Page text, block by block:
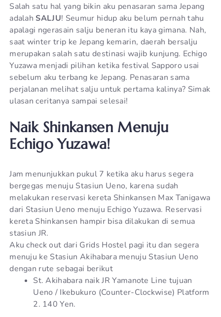
Salah satu hal yang bikin aku penasaran sama Jepang
adalah SALJU! Seumur hidup aku belum pernah tahu
apalagi ngerasain salju beneran itu kaya gimana. Nah,
saat winter trip ke Jepang kemarin, daerah bersalju
merupakan salah satu destinasi wajib kunjung. Echigo
Yuzawa menjadi pilihan ketika festival Sapporo usai
sebelum aku terbang ke Jepang. Penasaran sama
perjalanan melihat salju untuk pertama kalinya? Simak
ulasan ceritanya sampai selesai!
Naik Shinkansen Menuju
Echigo Yuzawa!
Jam menunjukkan pukul 7 ketika aku harus segera
bergegas menuju Stasiun Ueno, karena sudah
melakukan reservasi kereta Shinkansen Max Tanigawa
dari Stasiun Ueno menuju Echigo Yuzawa. Reservasi
kereta Shinkansen hampir bisa dilakukan di semua
stasiun JR.
Aku check out dari Grids Hostel pagi itu dan segera
menuju ke Stasiun Akihabara menuju Stasiun Ueno
dengan rute sebagai berikut
St. Akihabara naik JR Yamanote Line tujuan
Ueno / Ikebukuro (Counter-Clockwise) Platform
2. 140 Yen.